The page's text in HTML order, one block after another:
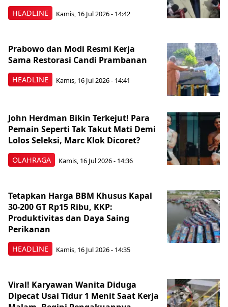
HEADLINE Kamis, 16 Jul 2026 - 14:42
HEADLINE
Prabowo dan Modi Resmi Kerja
Sama Restorasi Candi Prambanan
Kamis, 16 Jul 2026 - 14:41
OLAHRAGA
John Herdman Bikin Terkejut! Para
Pemain Seperti Tak Takut Mati Demi
Lolos Seleksi, Marc Klok Dicoret?
Kamis, 16 Jul 2026 - 14:36
HEADLINE
Tetapkan Harga BBM Khusus Kapal
30-200 GT Rp15 Ribu, KKP:
Produktivitas dan Daya Saing
Perikanan
Kamis, 16 Jul 2026 - 14:35
Viral! Karyawan Wanita Diduga
Dipecat Usai Tidur 1 Menit Saat Kerja